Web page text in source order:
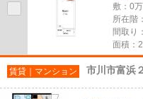
敷：0
所在階
間取り
面積：
賃貸｜マンション 市川市富浜